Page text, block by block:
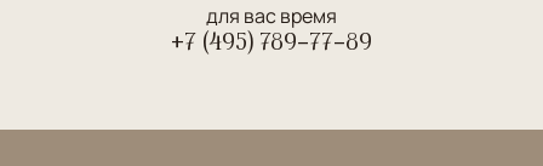
для вас время
+7 (495) 789-77-89